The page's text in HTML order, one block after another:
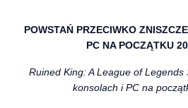
POWSTAŃ PRZECIWKO
PC NA POCZĄTKU
Ruined King: A League of
konsolach i PC na